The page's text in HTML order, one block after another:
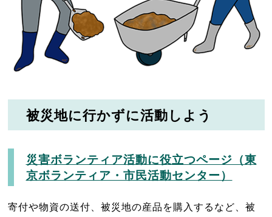
被災地に行かずに活動しよう
災害ボランティア活動に役立つページ（東
京ボランティア・市民活動センター）
寄付や物資の送付、被災地の産品を購入するなど、被